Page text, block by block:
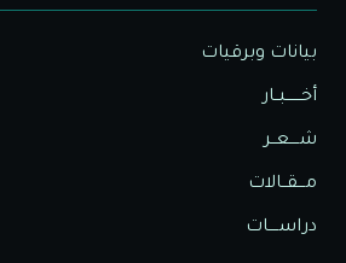
بيانات وبرقيات
أخــــــبــار
شــــعــر
مـــقــالات
دراســــات